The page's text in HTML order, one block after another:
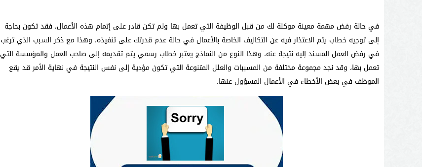
في حالة رفض مهمة معينة موكلة لك من قبل الوظيفة التي تعمل بها ولم تكن قادر على إتمام هذه الأعمال، فقد تكون بحاجة
إلى توجيه خطاب يتم الاعتذار فيه عن التكاليف الخاصة بالأعمال في حالة عدم قدرتك على تنفيذه، وهذا مع ذكر السبب الذي ترغب
في رفض العمل المسند إليه نتيجة عنه، وهذا النوع من النماذج يعتبر خطاب رسمي يتم تقديمه إلى صاحب العمل والمؤسسة التي
تعمل بها، وقد نجد مجموعة مختلفة من المسببات والعلل المتنوعة التي تكون مؤدية إلى نفس النتيجة في نهاية الأمر قد يقع
الموظف في بعض الأخطاء في الأعمال المسؤول عنها.